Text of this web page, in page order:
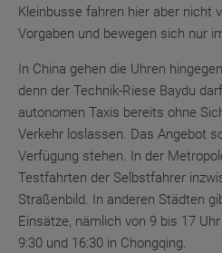
Kleinbusse fahren hier aber nicht
Vorgaben und bewegen sich nur
In China gehen die Uhren
denn der Technik-Riese Baydu
autonomen Taxis bereits ohne
Verkehr loslassen. Das Angebot
Verfügung stehen. In der
Testfahrten der Selbstfahrer
Straßenbild. In anderen Städten
Einsätze, nämlich von 9 bis 17
9:30 und 16:30 in Chongqing.